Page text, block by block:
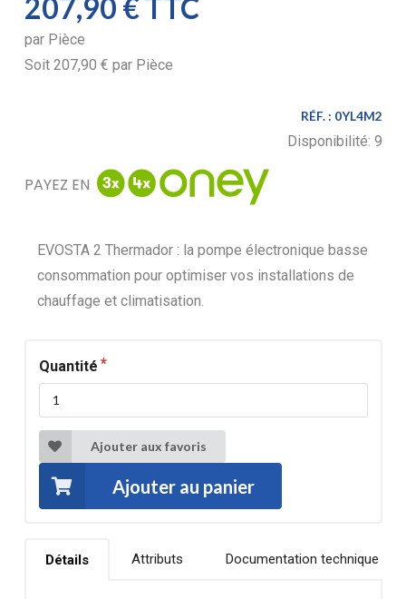
207,90 €TTC
par Pièce
Soit 207,90 € par Pièce
RÉF. : 0YL4M2
Disponibilité: 9
PAYEZ EN
EVOSTA 2 Thermador : la pompe électronique basse
consommation pour optimiser vos installations de
chauffage et climatisation.
Quantité
Ajouter aux favoris
Ajouter au panier
Détails Attributs Documentation technique